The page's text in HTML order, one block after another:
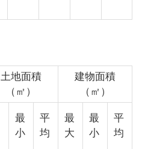
土地面積
（㎡）
建物面積
（㎡）
最
小
平
均
最
大
最
小
平
均